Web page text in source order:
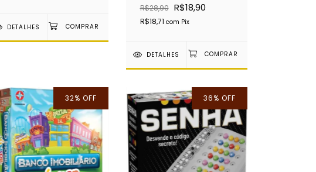
DETALHES
Pérola
R$28,90 R$18,90
R$18,71 com Pix
DETALHES
32% OFF 36% OFF